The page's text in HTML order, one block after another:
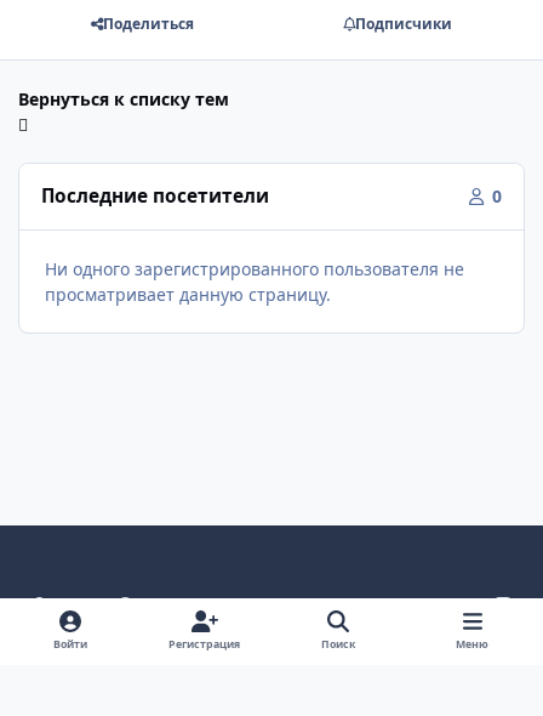
Поделиться Подписчики
Вернуться к списку тем
Последние посетители 0
Ни одного зарегистрированного пользователя не
просматривает данную страницу.
Светлый режим
Темный режим
Как в системе
v
k
Политика конфиденциальности
Войти Регистрация Поиск Меню